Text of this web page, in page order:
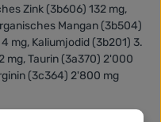
Zink (3b606) 132 mg,
Mangan (3b504)
mg, Kaliumjodid (3b201) 3.
mg, Taurin (3a370) 2'000
(3c364) 2'800 mg